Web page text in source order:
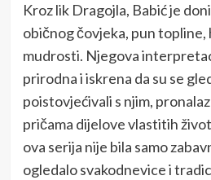
Kroz lik Dragojla, Babić je
običnog čovjeka, pun topline,
mudrosti. Njegova
prirodna i iskrena da su se
poistovjećivali s njim,
pričama dijelove vlastitih
ova serija nije bila samo
ogledalo svakodnevice i